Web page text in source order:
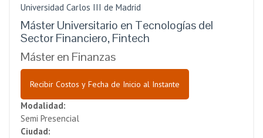
Universidad Carlos III de Madrid
Máster Universitario en Tecnologías del
Sector Financiero, Fintech
Máster en Finanzas
Recibir Costos y Fecha de Inicio al Instante
Modalidad:
Semi Presencial
Ciudad: